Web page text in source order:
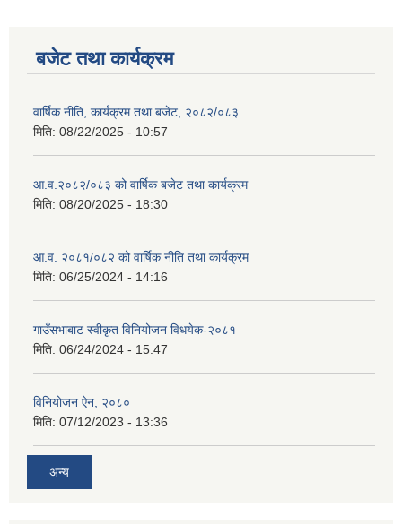
बजेट तथा कार्यक्रम
वार्षिक नीति, कार्यक्रम तथा बजेट, २०८२/०८३
मिति: 08/22/2025 - 10:57
आ.व.२०८२/०८३ को वार्षिक बजेट तथा कार्यक्रम
मिति: 08/20/2025 - 18:30
आ.व. २०८१/०८२ को वार्षिक नीति तथा कार्यक्रम
मिति: 06/25/2024 - 14:16
गाउँसभाबाट स्वीकृत विनियोजन विधयेक-२०८१
मिति: 06/24/2024 - 15:47
विनियोजन ऐन, २०८०
मिति: 07/12/2023 - 13:36
अन्य